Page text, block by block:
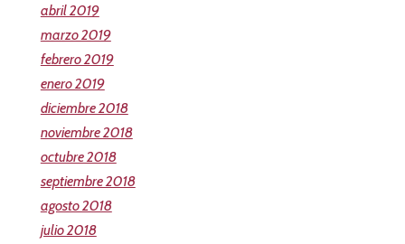
abril 2019
marzo 2019
febrero 2019
enero 2019
diciembre 2018
noviembre 2018
octubre 2018
septiembre 2018
agosto 2018
julio 2018